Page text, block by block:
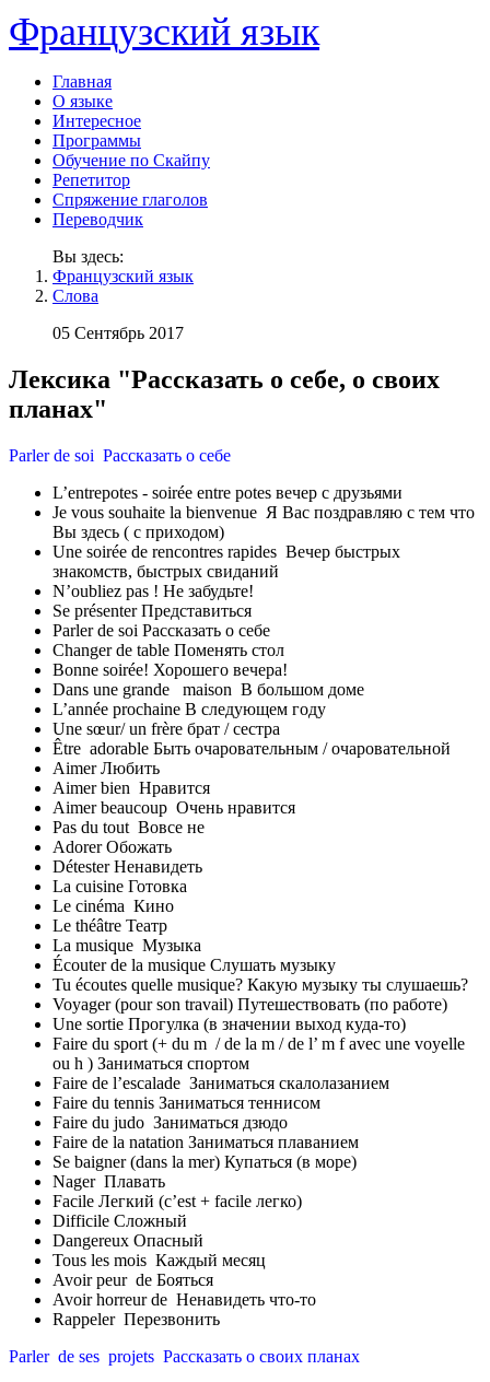
Французский язык
Главная
О языке
Интересное
Программы
Обучение по Скайпу
Репетитор
Спряжение глаголов
Переводчик
Вы здесь:
Французский язык
Слова
05 Сентябрь 2017
Лексика "Рассказать о себе, о своих
планах"
Parler de soi Рассказать о себе
L’entrepotes - soirée entre potes вечер с друзьями
Je vous souhaite la bienvenue Я Вас поздравляю с тем что
Вы здесь ( с приходом)
Une soirée de rencontres rapides Вечер быстрых
знакомств, быстрых свиданий
N’oubliez pas ! Не забудьте!
Se présenter Представиться
Parler de soi Рассказать о себе
Changer de table Поменять стол
Bonne soirée! Хорошего вечера!
Dans une grande maison В большом доме
L’année prochaine В следующем году
Une sœur/ un frère брат / сестра
Être adorable Быть очаровательным / очаровательной
Aimer Любить
Aimer bien Нравится
Aimer beaucoup Очень нравится
Pas du tout Вовсе не
Adorer Обожать
Détester Ненавидеть
La cuisine Готовка
Le cinéma Кино
Le théâtre Театр
La musique Музыка
Écouter de la musique Слушать музыку
Tu écoutes quelle musique? Какую музыку ты слушаешь?
Voyager (pour son travail) Путешествовать (по работе)
Une sortie Прогулка (в значении выход куда-то)
Faire du sport (+ du m / de la m / de l’ m f avec une voyelle
ou h ) Заниматься спортом
Faire de l’escalade Заниматься скалолазанием
Faire du tennis Заниматься теннисом
Faire du judo Заниматься дзюдо
Faire de la natation Заниматься плаванием
Se baigner (dans la mer) Купаться (в море)
Nager Плавать
Facile Легкий (c’est + facile легко)
Difficile Сложный
Dangereux Опасный
Tous les mois Каждый месяц
Avoir peur de Бояться
Avoir horreur de Ненавидеть что-то
Rappeler Перезвонить
Parler de ses projets Рассказать о своих планах